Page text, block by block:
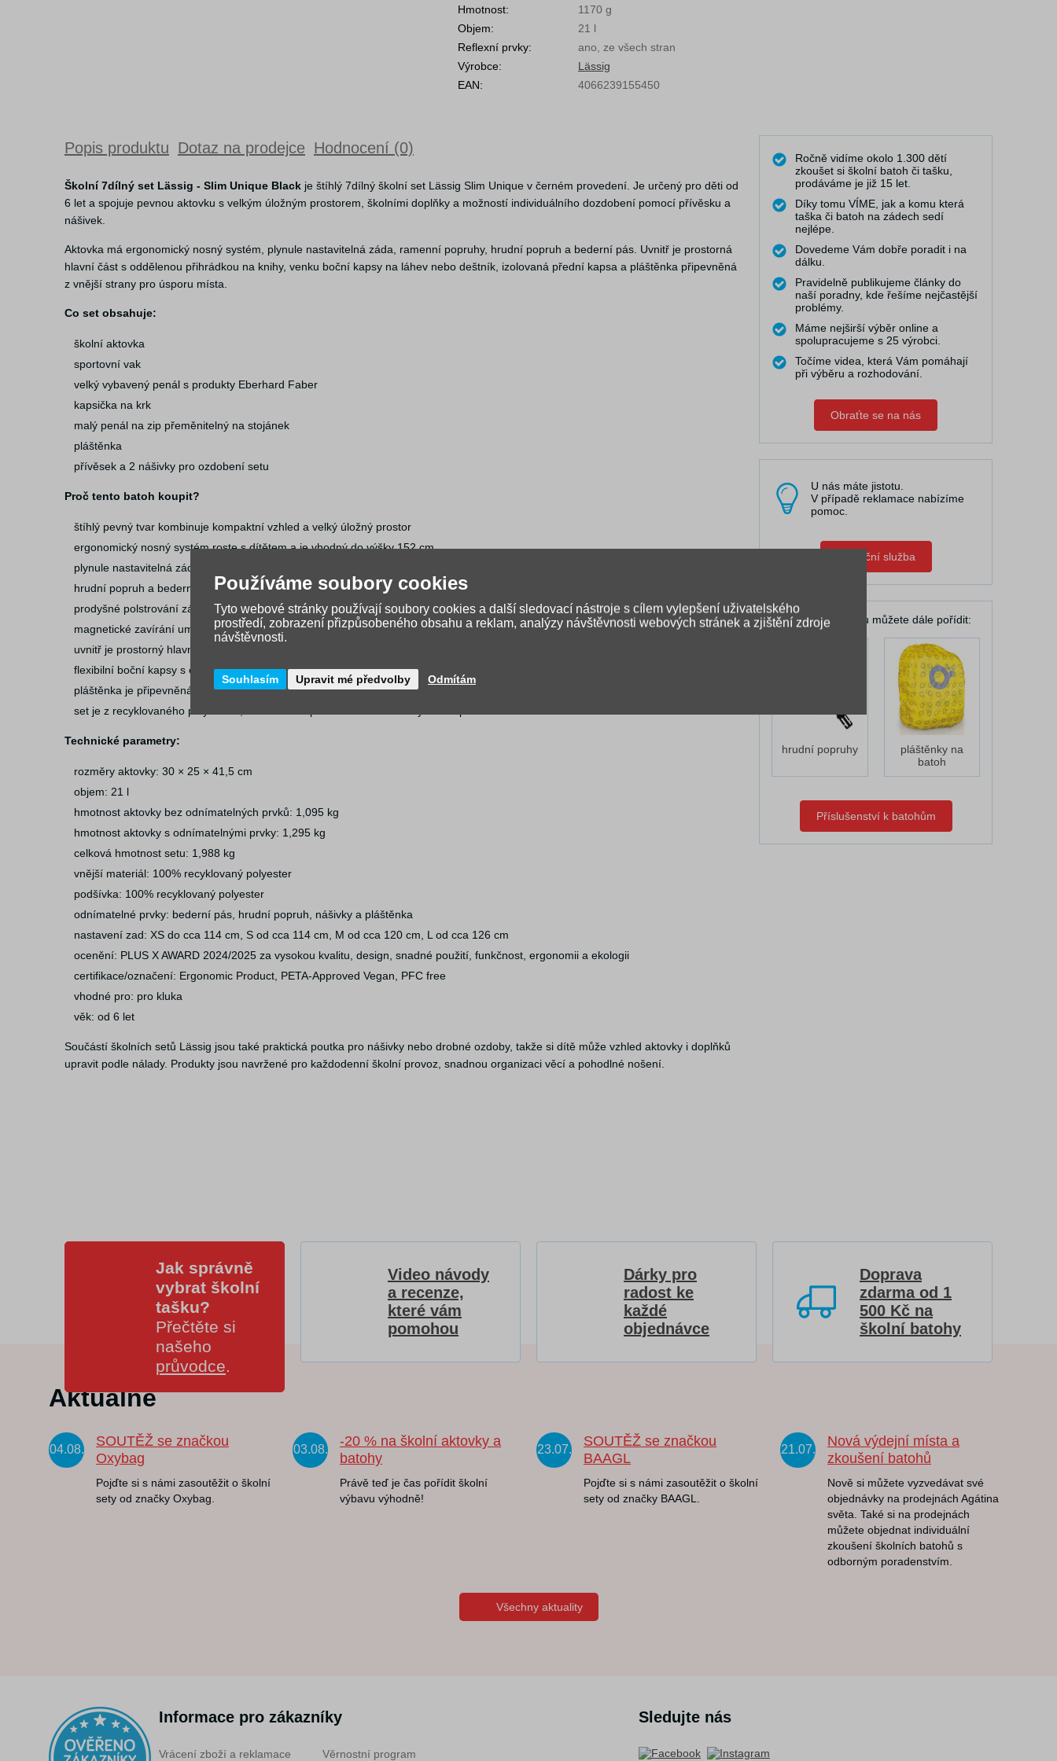
Hmotnost:
1170 g
Objem:
21 l
Reflexní prvky:
ano, ze všech stran
Výrobce:
Lässig
EAN:
4066239155450
Popis produktu Dotaz na prodejce Hodnocení (0)
Školní 7dílný set Lässig - Slim Unique Black je štíhlý 7dílný školní set Lässig Slim Unique v černém provedení. Je určený pro děti od
6 let a spojuje pevnou aktovku s velkým úložným prostorem, školními doplňky a možností individuálního dozdobení pomocí přívěsku a
nášivek.
Aktovka má ergonomický nosný systém, plynule nastavitelná záda, ramenní popruhy, hrudní popruh a bederní pás. Uvnitř je prostorná
hlavní část s oddělenou přihrádkou na knihy, venku boční kapsy na láhev nebo deštník, izolovaná přední kapsa a pláštěnka připevněná
z vnější strany pro úsporu místa.
Co set obsahuje:
školní aktovka
sportovní vak
velký vybavený penál s produkty Eberhard Faber
kapsička na krk
malý penál na zip přeměnitelný na stojánek
pláštěnka
přívěsek a 2 nášivky pro ozdobení setu
Proč tento batoh koupit?
štíhlý pevný tvar kombinuje kompaktní vzhled a velký úložný prostor
ergonomický nosný systém roste s dítětem a je vhodný do výšky 152 cm
plynule nastavitelná záda a ramenní popruhy využívají nastavení XS/S/M/L
hrudní popruh a bederní pás pomáhají stabilizovat batoh na zádech
prodyšné polstrování zádové části a ramenních popruhů zlepšuje pohodlí
magnetické zavírání umožňuje snadné otevření jedním prstem
uvnitř je prostorný hlavní prostor, oddělená přihrádka na knihy a poutka pro upevnění drobností
flexibilní boční kapsy s elastickou šňůrkou pojmou láhev nebo deštník
pláštěnka je připevněná z vnější strany pro úsporu místa a reflexní prvky jsou i na ní
set je z recyklovaného polyesteru, s PFC-free úpravou a bez živočišných komponentů
Technické parametry:
rozměry aktovky: 30 × 25 × 41,5 cm
objem: 21 l
hmotnost aktovky bez odnímatelných prvků: 1,095 kg
hmotnost aktovky s odnímatelnými prvky: 1,295 kg
celková hmotnost setu: 1,988 kg
vnější materiál: 100% recyklovaný polyester
podšívka: 100% recyklovaný polyester
odnímatelné prvky: bederní pás, hrudní popruh, nášivky a pláštěnka
nastavení zad: XS do cca 114 cm, S od cca 114 cm, M od cca 120 cm, L od cca 126 cm
ocenění: PLUS X AWARD 2024/2025 za vysokou kvalitu, design, snadné použití, funkčnost, ergonomii a ekologii
certifikace/označení: Ergonomic Product, PETA-Approved Vegan, PFC free
vhodné pro: pro kluka
věk: od 6 let
Součástí školních setů Lässig jsou také praktická poutka pro nášivky nebo drobné ozdoby, takže si dítě může vzhled aktovky i doplňků
upravit podle nálady. Produkty jsou navržené pro každodenní školní provoz, snadnou organizaci věcí a pohodlné nošení.
Ročně vidíme okolo 1.300 dětí
zkoušet si školní batoh či tašku,
prodáváme je již 15 let.
Díky tomu VÍME, jak a komu která
taška či batoh na zádech sedí
nejlépe.
Dovedeme Vám dobře poradit i na
dálku.
Pravidelně publikujeme články do
naší poradny, kde řešíme nejčastější
problémy.
Máme nejširší výběr online a
spolupracujeme s 25 výrobci.
Točíme videa, která Vám pomáhají
při výběru a rozhodování.
Obraťte se na nás
U nás máte jistotu.
V případě reklamace nabízíme
pomoc.
Zápůjční služba
K Vašemu batohu můžete dále pořídit:
hrudní popruhy
pláštěnky na
batoh
Příslušenství k batohům
Jak správně
vybrat školní
tašku?
Přečtěte si
našeho
průvodce.
Video návody
a recenze,
které vám
pomohou
Dárky pro
radost ke
každé
objednávce
Doprava
zdarma od 1
500 Kč na
školní batohy
Aktuálně
04.08.
SOUTĚŽ se značkou
Oxybag
Pojďte si s námi zasoutěžit o školní
sety od značky Oxybag.
03.08.
-20 % na školní aktovky a
batohy
Právě teď je čas pořídit školní
výbavu výhodně!
23.07.
SOUTĚŽ se značkou
BAAGL
Pojďte si s námi zasoutěžit o školní
sety od značky BAAGL.
21.07.
Nová výdejní místa a
zkoušení batohů
Nově si můžete vyzvedávat své
objednávky na prodejnách Agátina
světa. Také si na prodejnách
můžete objednat individuální
zkoušení školních batohů s
odborným poradenstvím.
Všechny aktuality
Informace pro zákazníky
Vrácení zboží a reklamace Věrnostní program
Sledujte nás
Používáme soubory cookies
Tyto webové stránky používají soubory cookies a další sledovací nástroje s cílem vylepšení uživatelského
prostředí, zobrazení přizpůsobeného obsahu a reklam, analýzy návštěvnosti webových stránek a zjištění zdroje
návštěvnosti.
Souhlasím Upravit mé předvolby Odmítám